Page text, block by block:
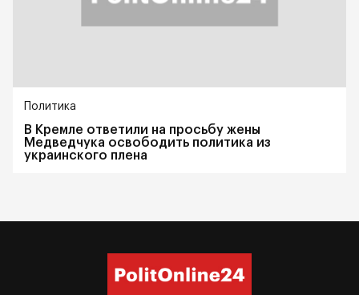
Политика
В Кремле ответили на просьбу жены
Медведчука освободить политика из
украинского плена